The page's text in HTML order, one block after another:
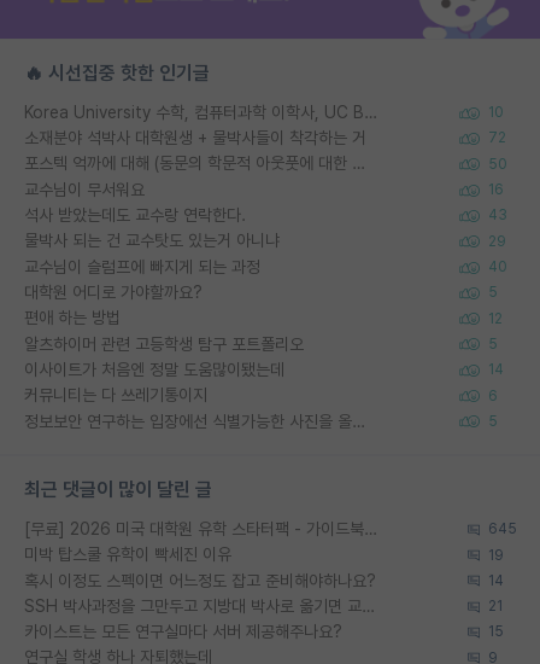
🔥 시선집중 핫한 인기글
Korea University 수학, 컴퓨터과학 이학사, UC Berkeley 산업공학 대학원 공학박사가 되는 것은 쉽지 않겠죠? 10
소재분야 석박사 대학원생 + 물박사들이 착각하는 거 72
포스텍 억까에 대해 (동문의 학문적 아웃풋에 대한 반박) 50
교수님이 무서워요 16
석사 받았는데도 교수랑 연락한다. 43
물박사 되는 건 교수탓도 있는거 아니냐 29
교수님이 슬럼프에 빠지게 되는 과정 40
대학원 어디로 가야할까요? 5
편애 하는 방법 12
알츠하이머 관련 고등학생 탐구 포트폴리오 5
이사이트가 처음엔 정말 도움많이됐는데 14
커뮤니티는 다 쓰레기통이지 6
정보보안 연구하는 입장에선 식별가능한 사진을 올리는건 비추이긴함 5
최근 댓글이 많이 달린 글
[무료] 2026 미국 대학원 유학 스타터팩 - 가이드북 & 합격자 컨택메일 템플릿 645
미박 탑스쿨 유학이 빡세진 이유 19
혹시 이정도 스펙이면 어느정도 잡고 준비해야하나요? 14
SSH 박사과정을 그만두고 지방대 박사로 옮기면 교수의 꿈은 끝일까요? 21
카이스트는 모든 연구실마다 서버 제공해주나요? 15
연구실 학생 하나 자퇴했는데 9